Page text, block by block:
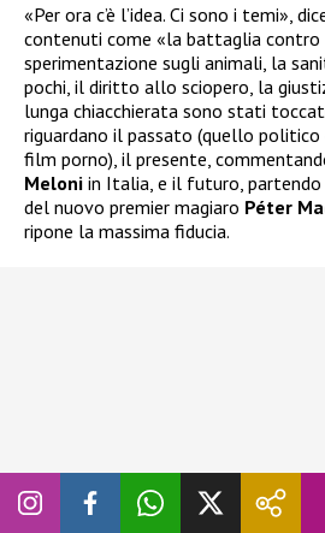
«Per ora c’è l’idea. Ci sono i temi»,
contenuti come «la battaglia contro
sperimentazione sugli animali, la
pochi, il diritto allo sciopero, la
lunga chiacchierata sono stati
riguardano il passato (quello
film porno), il presente,
Meloni in Italia, e il futuro, partendo
del nuovo premier magiaro Péter
ripone la massima fiducia.